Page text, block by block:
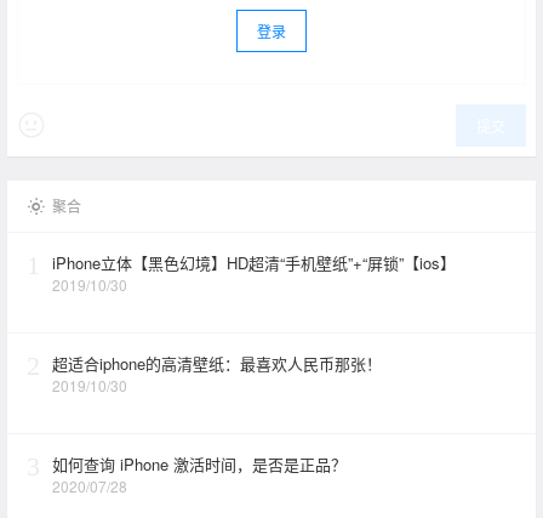
登录
聚合
iPhone立体【黑色幻境】HD超清“手机壁纸”+“屏锁”【ios】
2019/10/30
超适合iphone的高清壁纸：最喜欢人民币那张！
2019/10/30
如何查询 iPhone 激活时间，是否是正品？
2020/07/28